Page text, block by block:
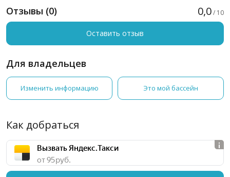
Отзывы (0) 0,0/ 10
Оставить отзыв
Для владельцев
Изменить информацию Это мой бассейн
Как добраться
Вызвать Яндекс.Такси
от 95 руб.